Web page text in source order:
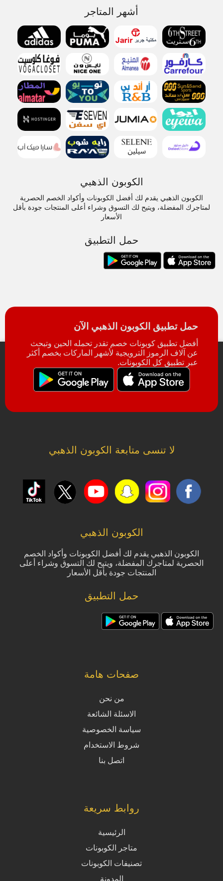
أشهر المتاجر
الكوبون الذهبي
الكوبون الذهبي يقدم لك أفضل الكوبونات وأكواد الخصم الحصرية
لمتاجرك المفضلة، ويتيح لك التسوق وشراء أعلى المنتجات جودة بأقل
الأسعار
حمل التطبيق
حمل تطبيق الكوبون الذهبي الآن
أفضل تطبيق كوبونات خصم تقدر تحمله الحين وتبحث
عن آلاف الرموز الترويجية لأشهر الماركات بخصم أكثر
عبر تطبيق كل الكوبونات.
لا تنسى متابعة الكوبون الذهبي
الكوبون الذهبي
الكوبون الذهبي يقدم لك أفضل الكوبونات وأكواد الخصم
الحصرية لمتاجرك المفضلة، ويتيح لك التسوق وشراء أعلى
المنتجات جودة بأقل الأسعار
حمل التطبيق
صفحات هامة
من نحن
الاسئلة الشائعة
سياسة الخصوصية
شروط الاستخدام
اتصل بنا
روابط سريعة
الرئيسية
متاجر الكوبونات
تصنيفات الكوبونات
المدونة